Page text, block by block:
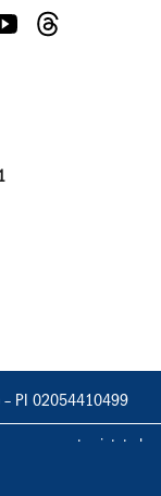
– PI 02054410499
vietata la
totale o parziale.